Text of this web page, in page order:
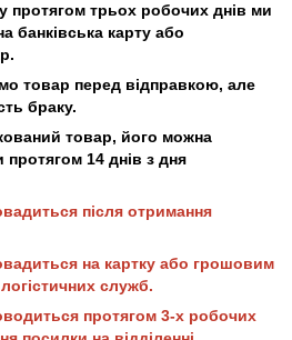
протягом трьох робочих днів ми
банківська карту або
товар перед відправкою, але
браку.
товар, його можна
14 днів з дня
після отримання
на картку або грошовим
служб.
протягом 3-х робочих